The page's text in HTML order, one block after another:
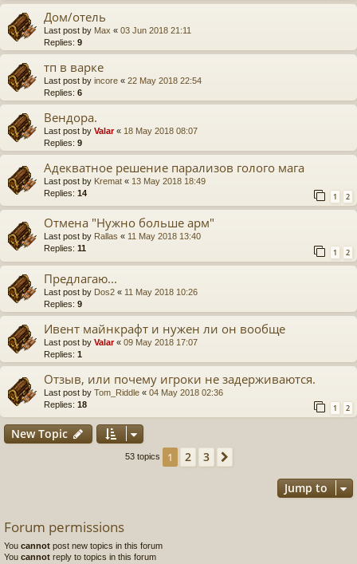
Дом/отель
Last post by Max « 03 Jun 2018 21:11
Replies: 9
тп в варке
Last post by incore « 22 May 2018 22:54
Replies: 6
Вендора.
Last post by Valar« 18 May 2018 08:07
Replies: 9
Адекватное решение парализов голого мага
Last post by Kremat « 13 May 2018 18:49
Replies: 14 1 2
Отмена "Нужно больше арм"
Last post by Rallas « 11 May 2018 13:40
Replies: 11 1 2
Предлагаю...
Last post by Dos2 « 11 May 2018 10:26
Replies: 9
Ивент майнкрафт и нужен ли он вообще
Last post by Valar« 09 May 2018 17:07
Replies: 1
Отзыв, или почему игроки не задерживаются.
Last post by Tom_Riddle « 04 May 2018 02:36
Replies: 18 1 2
New Topic
53 topics 1 2 3
Jump to
Forum permissions
You cannot post new topics in this forum
You cannot reply to topics in this forum